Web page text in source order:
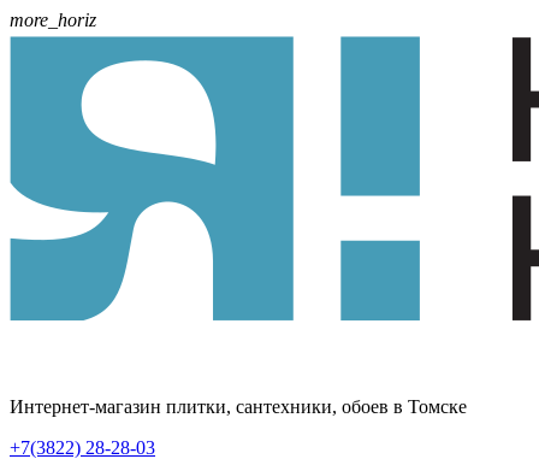
more_horiz
Интернет-магазин плитки, сантехники, обоев в Томске
+7(3822) 28-28-03